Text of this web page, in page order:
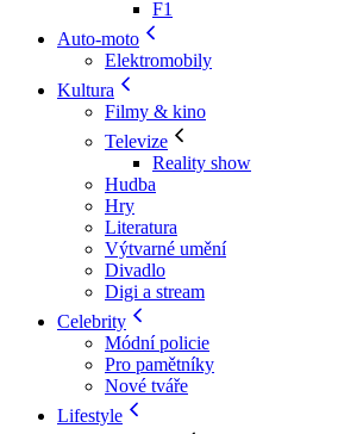
F1
Auto-moto
Elektromobily
Kultura
Filmy & kino
Televize
Reality show
Hudba
Hry
Literatura
Výtvarné umění
Divadlo
Digi a stream
Celebrity
Módní policie
Pro pamětníky
Nové tváře
Lifestyle